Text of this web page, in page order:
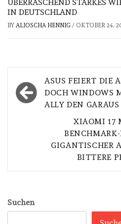
ÜBERRASCHEND STARKES
IN DEUTSCHLAND
BY ALJOSCHA HENNIG / OKTOBER 24,
ASUS FEIERT DIE
DOCH WINDOWS
ALLY DEN GARAUS
XIAOMI 17
BENCHMARK-
GIGANTISCHER
BITTERE
Suchen